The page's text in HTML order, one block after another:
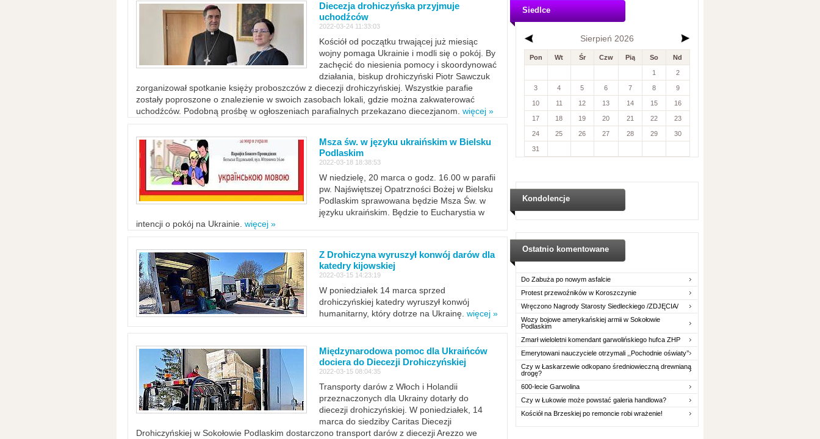
Diecezja drohiczyńska przyjmuje
uchodźców
2022-03-24 11:33:03
Kościół od początku trwającej już miesiąc
wojny pomaga Ukrainie i modli się o pokój. By
zachęcić do niesienia pomocy i skoordynować
działania, biskup drohiczyński Piotr Sawczuk
zorganizował spotkanie księży proboszczów z diecezji drohiczyńskiej. Wszystkie parafie
zostały poproszone o znalezienie w swoich zasobach lokali, gdzie można zakwaterować
uchodźców. Podobną prośbę w ogłoszeniach parafialnych przekazano diecezjanom. więcej »
Msza św. w języku ukraińskim w Bielsku
Podlaskim
2022-03-18 18:38:53
W niedzielę, 20 marca o godz. 16.00 w parafii
pw. Najświętszej Opatrzności Bożej w Bielsku
Podlaskim sprawowana będzie Msza Św. w
języku ukraińskim. Będzie to Eucharystia w
intencji o pokój na Ukrainie. więcej »
Z Drohiczyna wyruszył konwój darów dla
katedry kijowskiej
2022-03-15 14:23:19
W poniedziałek 14 marca sprzed
drohiczyńskiej katedry wyruszył konwój
humanitarny, który dotrze na Ukrainę. więcej »
Międzynarodowa pomoc dla Ukraińców
dociera do Diecezji Drohiczyńskiej
2022-03-15 08:04:35
Transporty darów z Włoch i Holandii
przeznaczonych dla Ukrainy dotarły do
diecezji drohiczyńskiej. W poniedziałek, 14
marca do siedziby Caritas Diecezji
Drohiczyńskiej w Sokołowie Podlaskim dostarczono transport darów z diecezji Arezzo we
Siedlce
Sierpień 2026
Pon Wt Śr Czw Pią So Nd
1 2
3 4 5 6 7 8 9
10 11 12 13 14 15 16
17 18 19 20 21 22 23
24 25 26 27 28 29 30
31
Kondolencje
Ostatnio komentowane
Do Zabuża po nowym asfalcie
Protest przewoźników w Koroszczynie
Wręczono Nagrody Starosty Siedleckiego /ZDJĘCIA/
Wozy bojowe amerykańskiej armii w Sokołowie
Podlaskim
Zmarł wieloletni komendant garwolińskiego hufca ZHP
Emerytowani nauczyciele otrzymali ,,Pochodnie oświaty’’
Czy w Łaskarzewie odkopano średniowieczną drewnianą
drogę?
600-lecie Garwolina
Czy w Łukowie może powstać galeria handlowa?
Kościół na Brzeskiej po remoncie robi wrażenie!